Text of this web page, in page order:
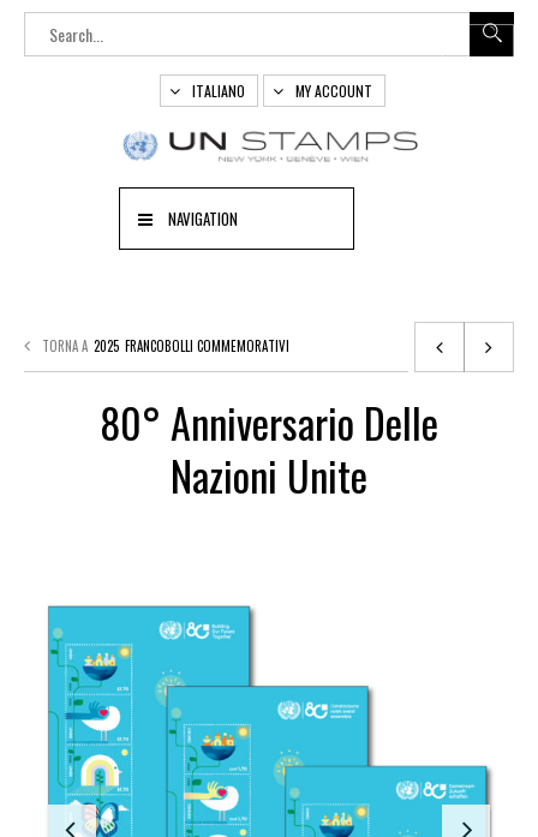
ITALIANO MY ACCOUNT
NAVIGATION
TORNA A 2025 FRANCOBOLLI COMMEMORATIVI
80° Anniversario Delle
Nazioni Unite